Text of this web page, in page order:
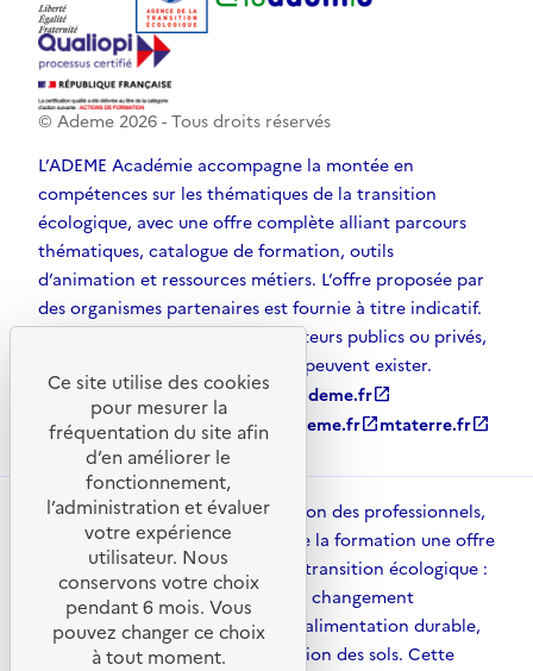
© Ademe 2026 - Tous droits réservés
L’ADEME Académie accompagne la montée en
compétences sur les thématiques de la transition
écologique, avec une offre complète alliant parcours
thématiques, catalogue de formation, outils
d’animation et ressources métiers. L’offre proposée par
des organismes partenaires est fournie à titre indicatif.
D’autres solutions, émanant d’acteurs publics ou privés,
et non référencées par l’ADEME, peuvent exister.
ademe.fr open_in_newagirpourlatransition.ademe.fropen_in_new
librairie.ademe.fropen_in_new recherche.ademe.fropen_in_newmtaterre.fropen_in_new
ADEME Académie met à disposition des professionnels,
des collectivités et des acteurs de la formation une offre
structurée pour accompagner la transition écologique :
énergies, mobilité, adaptation au changement
climatique, économie circulaire, alimentation durable,
qualité de l’air, urbanisme et gestion des sols. Cette
Ce site utilise des cookies
pour mesurer la
fréquentation du site afin
d’en améliorer le
fonctionnement,
l’administration et évaluer
votre expérience
utilisateur. Nous
conservons votre choix
pendant 6 mois. Vous
pouvez changer ce choix
à tout moment.